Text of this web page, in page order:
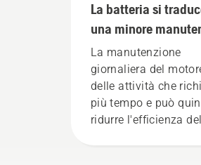
La batteria si
una minore
e in una giornata di
più fluida
La manutenzione
giornaliera del
delle attività che
più tempo e può
ridurre l'efficienza del